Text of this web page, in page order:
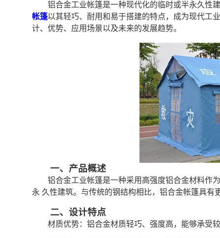
铝合金工业帐篷是一种现代化的临时或半永久性
帐篷以其轻巧、耐用和易于搭建的特点，成为现代工
计、优势、应用场景以及未来的发展趋势。
一、产品概述
铝合金工业帐篷是一种采用高强度铝合金材料作
永 久性建筑。与传统的钢结构相比，铝合金帐篷具
二、设计特点
材质优势：铝合金材质轻巧、强度高，能够承受